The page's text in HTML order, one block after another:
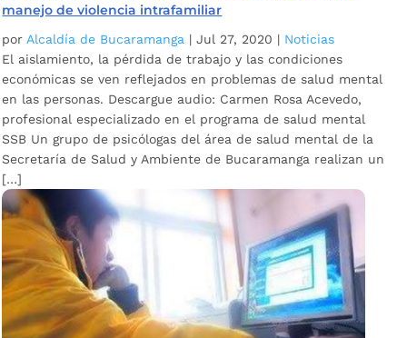
manejo de violencia intrafamiliar
por Alcaldía de Bucaramanga |Jul 27, 2020 | Noticias
El aislamiento, la pérdida de trabajo y las condiciones
económicas se ven reflejados en problemas de salud mental
en las personas. Descargue audio: Carmen Rosa Acevedo,
profesional especializado en el programa de salud mental
SSB Un grupo de psicólogas del área de salud mental de la
Secretaría de Salud y Ambiente de Bucaramanga realizan un
[…]